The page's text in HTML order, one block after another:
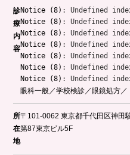
診
療
内
容
Notice (8) : Undefined
Notice (8) : Undefined
Notice (8) : Undefined
Notice (8) : Undefined
Notice (8) : Undefined
Notice (8) : Undefined
Notice (8) : Undefined
眼科一般／学校検診／眼鏡処方
所
在
地
〒101-0062 東京都千代田区神田
第87東京ビル5F